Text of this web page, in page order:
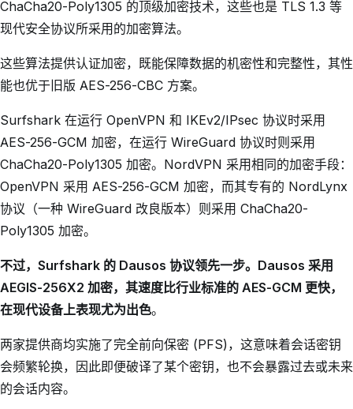
ChaCha20-Poly1305 的顶级加密技术，这些也是 TLS 1.3 等
现代安全协议所采用的加密算法。
这些算法提供认证加密，既能保障数据的机密性和完整性，其性
能也优于旧版 AES-256-CBC 方案。
Surfshark 在运行 OpenVPN 和 IKEv2/IPsec 协议时采用
AES-256-GCM 加密，在运行 WireGuard 协议时则采用
ChaCha20-Poly1305 加密。NordVPN 采用相同的加密手段：
OpenVPN 采用 AES-256-GCM 加密，而其专有的 NordLynx
协议（一种 WireGuard 改良版本）则采用 ChaCha20-
Poly1305 加密。
不过，Surfshark 的 Dausos 协议领先一步。Dausos 采用
AEGIS-256X2 加密，其速度比行业标准的 AES-GCM 更快，
在现代设备上表现尤为出色。
两家提供商均实施了完全前向保密 (PFS)，这意味着会话密钥
会频繁轮换，因此即便破译了某个密钥，也不会暴露过去或未来
的会话内容。